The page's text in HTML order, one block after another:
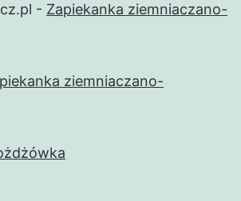
- Zapiekanka ziemniaczano-
ziemniaczano-